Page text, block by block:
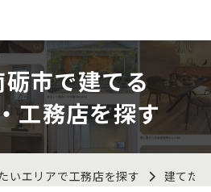
砺市で建てる
工務店を探す
いエリアで工務店を探す 建てた